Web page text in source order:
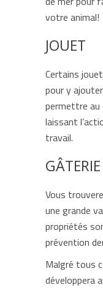
votre animal!
JOUET
Certains
pour y
permettre au
laissant
travail.
GÂTERIE
Vous
une grande
propriétés
prévention
Malgré tous
développera